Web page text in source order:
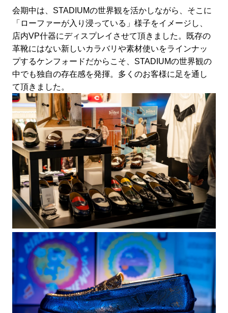
会期中は、STADIUMの世界観を活かしながら、そこに
「ローファーが入り浸っている」様子をイメージし、
店内VP什器にディスプレイさせて頂きました。既存の
革靴にはない新しいカラバリや素材使いをラインナッ
プするケンフォードだからこそ、 STADIUMの世界観の
中でも独自の存在感を発揮。 多くのお客様に足を通し
て頂きました。